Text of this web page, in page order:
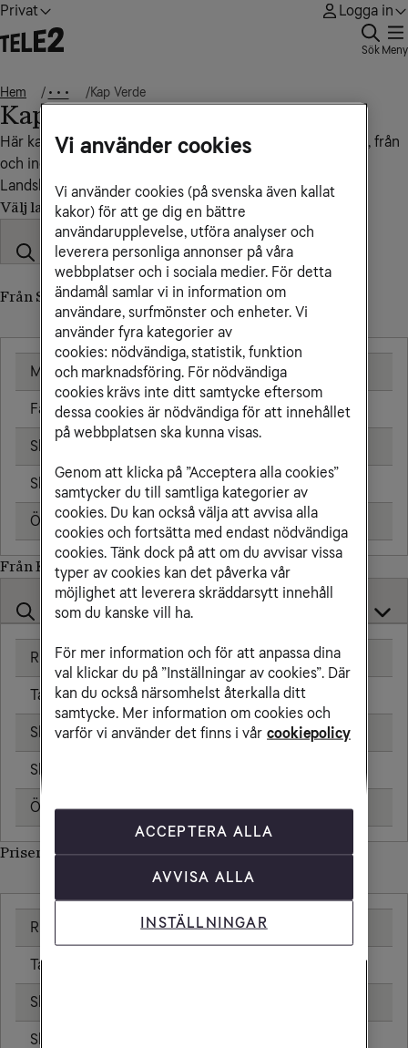
Privat Logga in
Sök Meny
Hem • • • Kap Verde
Kap Verde
Här kan du se vad det kostar att ringa, sms:a och surfa till, från
och inom Kap Verde.
Landskod: +238
Välj land
Från Sverige till Kap Verde (till utländskt nummer)
Mobil 25,00 kr/min
Fast telefon 25,00 kr/min
Skicka sms
Skicka mms 11,00 kr
Öppningsavgift 0,99 kr
Från Kap Verde till
Ringa samtal 25,00 kr/min
Ta emot samtal 25,00 kr/min
Skicka sms 6,00 kr
Skicka mms
Öppningsavgift 0,99 kr
Priser inom Kap Verde
Ringa samtal 25,00 kr/min
Ta emot samtal
Skicka sms
Skicka mms
Vi använder cookies
Vi använder cookies (på svenska även kallat
kakor) för att ge dig en bättre
användarupplevelse, utföra analyser och
leverera personliga annonser på våra
webbplatser och i sociala medier. För detta
ändamål samlar vi in information om
användare, surfmönster och enheter. Vi
använder fyra kategorier av
cookies: nödvändiga, statistik, funktion
och marknadsföring. För nödvändiga
cookies krävs inte ditt samtycke eftersom
dessa cookies är nödvändiga för att innehållet
på webbplatsen ska kunna visas.
Genom att klicka på ”Acceptera alla cookies”
samtycker du till samtliga kategorier av
cookies. Du kan också välja att avvisa alla
cookies och fortsätta med endast nödvändiga
cookies. Tänk dock på att om du avvisar vissa
typer av cookies kan det påverka vår
möjlighet att leverera skräddarsytt innehåll
som du kanske vill ha.
För mer information och för att anpassa dina
val klickar du på ”Inställningar av cookies”. Där
kan du också närsomhelst återkalla ditt
samtycke. Mer information om cookies och
varför vi använder det finns i vår cookiepolicy
ACCEPTERA ALLA
AVVISA ALLA
INSTÄLLNINGAR